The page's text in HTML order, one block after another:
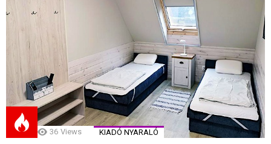
36 Views KIADÓ NYARALÓ